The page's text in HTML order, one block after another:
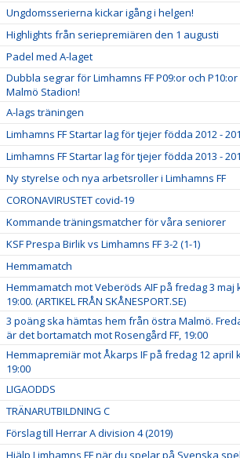
Ungdomsserierna kickar igång i helgen!
Highlights från seriepremiären den 1 augusti
Padel med A-laget
Dubbla segrar för Limhamns FF P09:or och P10:or
Malmö Stadion!
A-lags träningen
Limhamns FF Startar lag för tjejer födda 2012 -
Limhamns FF Startar lag för tjejer födda 2013 -
Ny styrelse och nya arbetsroller i Limhamns FF
CORONAVIRUSTET covid-19
Kommande träningsmatcher för våra seniorer
KSF Prespa Birlik vs Limhamns FF 3-2 (1-1)
Hemmamatch
Hemmamatch mot Veberöds AIF på fredag 3 maj
19:00. (ARTIKEL FRÅN SKÅNESPORT.SE)
3 poäng ska hämtas hem från östra Malmö.
är det bortamatch mot Rosengård FF, 19:00
Hemmapremiär mot Åkarps IF på fredag 12 april
19:00
LIGAODDS
TRÄNARUTBILDNING C
Förslag till Herrar A division 4 (2019)
Hjälp Limhamns FF när du spelar på Svenska spel